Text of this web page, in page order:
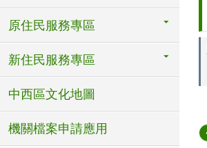
原住民服務專區
新住民服務專區
中西區文化地圖
機關檔案申請應用